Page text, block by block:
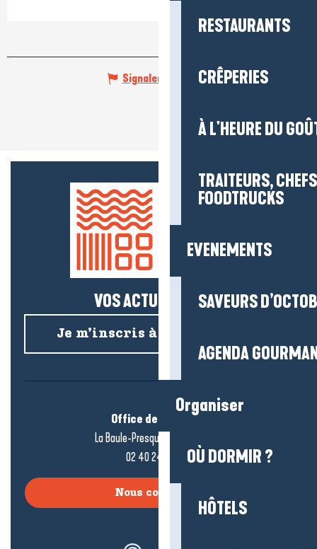
RESTAURANTS
CRÊPERIES
À L'HEURE DU
TRAITEURS,
FOODTRUCKS
EVENEMENTS
SAVEURS
AGENDA
Organiser
OÙ DORMIR ?
HÔTELS
Signaler une erreur
VOS ACTUS SALÉES !
Je m’inscris à la newsletter
Office de tourisme
La Baule-Presqu’île de Guérande
02 40 24 34 44
Nous contacter